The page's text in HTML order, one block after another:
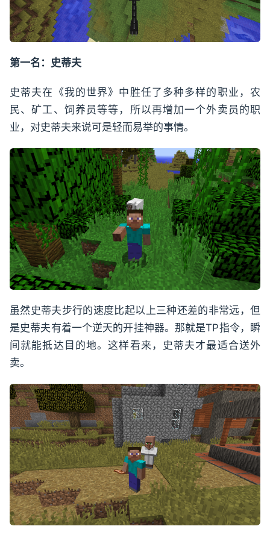
第一名：史蒂夫
史蒂夫在《我的世界》中胜任了多种多样的职业，农
民、矿工、饲养员等等，所以再增加一个外卖员的职
业，对史蒂夫来说可是轻而易举的事情。
虽然史蒂夫步行的速度比起以上三种还差的非常远，但
是史蒂夫有着一个逆天的开挂神器。那就是TP指令，瞬
间就能抵达目的地。这样看来，史蒂夫才最适合送外
卖。